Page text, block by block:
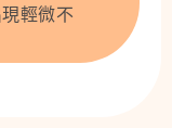
輕微不